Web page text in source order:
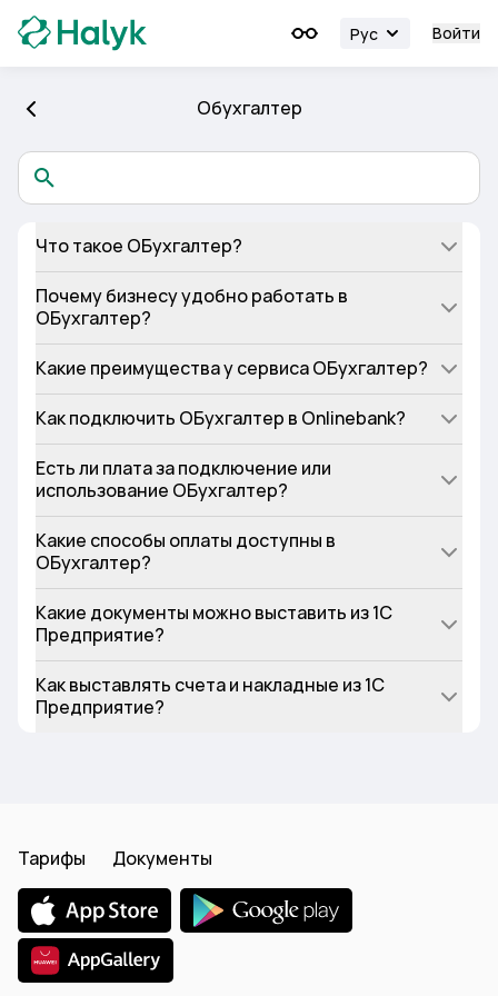
Рус Войти
Обухгалтер
Что такое ОБухгалтер?
Почему бизнесу удобно работать в
ОБухгалтер?
Какие преимущества у сервиса ОБухгалтер?
Как подключить ОБухгалтер в Onlinebank?
Есть ли плата за подключение или
использование ОБухгалтер?
Какие способы оплаты доступны в
ОБухгалтер?
Какие документы можно выставить из 1С
Предприятие?
Как выставлять счета и накладные из 1С
Предприятие?
Тарифы Документы